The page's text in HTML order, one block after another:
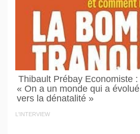
Thibault Prébay Economiste :
« On a un monde qui a évolué
vers la dénatalité »
L'INTERVIEW